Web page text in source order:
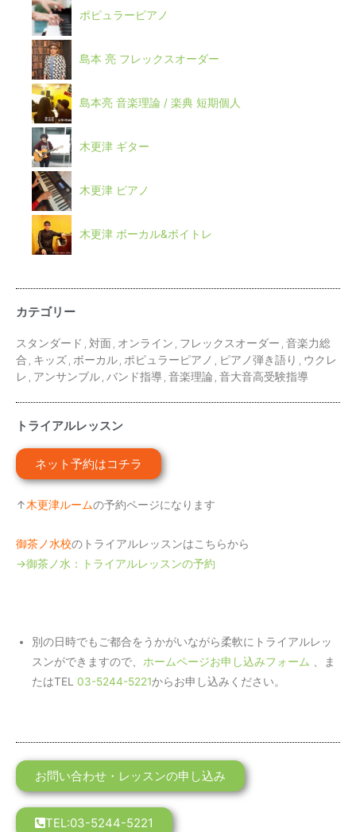
ポピュラーピアノ
島本 亮 フレックスオーダー
島本亮 音楽理論 / 楽典 短期個人
木更津 ギター
木更津 ピアノ
木更津 ボーカル&ボイトレ
カテゴリー
スタンダード , 対面, オンライン , フレックスオーダー , 音楽力総
合 , キッズ, ボーカル, ポピュラーピアノ , ピアノ弾き語り , ウクレ
レ , アンサンブル, バンド指導, 音楽理論 , 音大音高受験指導
トライアルレッスン
ネット予約はコチラ
↑木更津ルームの予約ページになります
御茶ノ水校のトライアルレッスンはこちらから
→御茶ノ水：トライアルレッスンの予約
別の日時でもご都合をうかがいながら柔軟にトライアルレッ
スンができますので、 ホームページお申し込みフォーム 、ま
たはTEL 03-5244-5221からお申し込みください。
お問い合わせ・レッスンの申し込み
TEL:03-5244-5221